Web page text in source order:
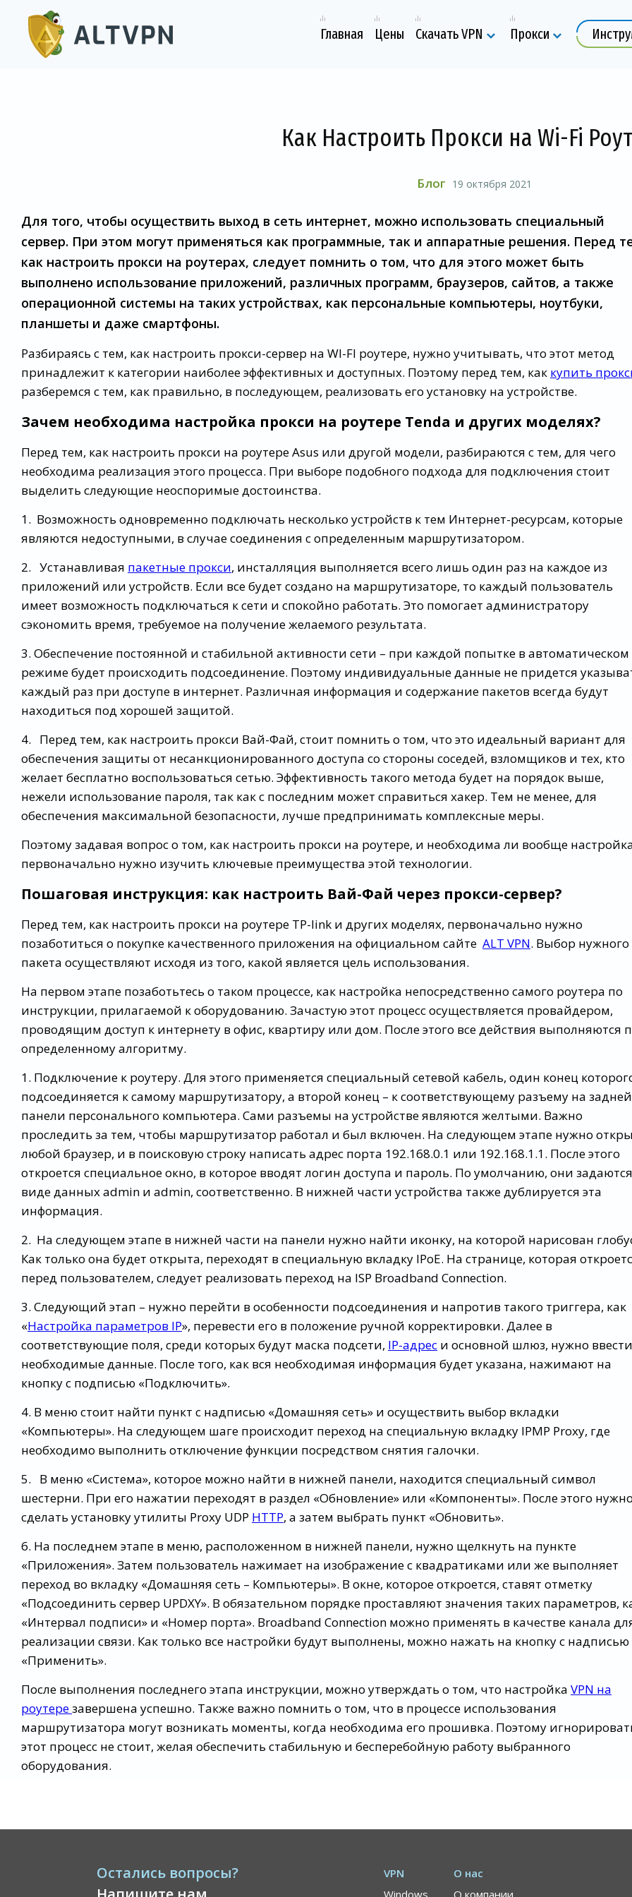
Главная Цены Скачать VPN Прокси
Как Настроить Прокси на Wi-Fi
Блог 19 октября 2021
Для того, чтобы осуществить выход в сеть интернет, можно использовать специальный
сервер. При этом могут применяться как программные, так и аппаратные решения. Перед
как настроить прокси на роутерах, следует помнить о том, что для этого может быть
выполнено использование приложений, различных программ, браузеров, сайтов, а также
операционной системы на таких устройствах, как персональные компьютеры, ноутбуки,
планшеты и даже смартфоны.
Разбираясь с тем, как настроить прокси-сервер на WI-FI роутере, нужно учитывать, что этот метод
принадлежит к категории наиболее эффективных и доступных. Поэтому перед тем, как купить
разберемся с тем, как правильно, в последующем, реализовать его установку на устройстве.
Зачем необходима настройка прокси на роутере Tenda и других моделях?
Перед тем, как настроить прокси на роутере Asus или другой модели, разбираются с тем, для чего
необходима реализация этого процесса. При выборе подобного подхода для подключения стоит
выделить следующие неоспоримые достоинства.
1. Возможность одновременно подключать несколько устройств к тем Интернет-ресурсам, которые
являются недоступными, в случае соединения с определенным маршрутизатором.
2. Устанавливая пакетные прокси, инсталляция выполняется всего лишь один раз на каждое из
приложений или устройств. Если все будет создано на маршрутизаторе, то каждый пользователь
имеет возможность подключаться к сети и спокойно работать. Это помогает администратору
сэкономить время, требуемое на получение желаемого результата.
3. Обеспечение постоянной и стабильной активности сети – при каждой попытке в автоматическом
режиме будет происходить подсоединение. Поэтому индивидуальные данные не придется
каждый раз при доступе в интернет. Различная информация и содержание пакетов всегда будут
находиться под хорошей защитой.
4. Перед тем, как настроить прокси Вай-Фай, стоит помнить о том, что это идеальный вариант для
обеспечения защиты от несанкционированного доступа со стороны соседей, взломщиков и тех, кто
желает бесплатно воспользоваться сетью. Эффективность такого метода будет на порядок выше,
нежели использование пароля, так как с последним может справиться хакер. Тем не менее, для
обеспечения максимальной безопасности, лучше предпринимать комплексные меры.
Поэтому задавая вопрос о том, как настроить прокси на роутере, и необходима ли вообще
первоначально нужно изучить ключевые преимущества этой технологии.
Пошаговая инструкция: как настроить Вай-Фай через прокси-сервер?
Перед тем, как настроить прокси на роутере TP-link и других моделях, первоначально нужно
позаботиться о покупке качественного приложения на официальном сайте ALT VPN. Выбор нужного
пакета осуществляют исходя из того, какой является цель использования.
На первом этапе позаботьтесь о таком процессе, как настройка непосредственно самого роутера по
инструкции, прилагаемой к оборудованию. Зачастую этот процесс осуществляется провайдером,
проводящим доступ к интернету в офис, квартиру или дом. После этого все действия выполняются
определенному алгоритму.
1. Подключение к роутеру. Для этого применяется специальный сетевой кабель, один конец
подсоединяется к самому маршрутизатору, а второй конец – к соответствующему разъему на задней
панели персонального компьютера. Сами разъемы на устройстве являются желтыми. Важно
проследить за тем, чтобы маршрутизатор работал и был включен. На следующем этапе нужно
любой браузер, и в поисковую строку написать адрес порта 192.168.0.1 или 192.168.1.1. После этого
откроется специальное окно, в которое вводят логин доступа и пароль. По умолчанию, они
виде данных admin и admin, соответственно. В нижней части устройства также дублируется эта
информация.
2. На следующем этапе в нижней части на панели нужно найти иконку, на которой нарисован
Как только она будет открыта, переходят в специальную вкладку IPoE. На странице, которая
перед пользователем, следует реализовать переход на ISP Broadband Connection.
3. Следующий этап – нужно перейти в особенности подсоединения и напротив такого триггера, как
«Настройка параметров IP», перевести его в положение ручной корректировки. Далее в
соответствующие поля, среди которых будут маска подсети, IP-адрес и основной шлюз, нужно ввести
необходимые данные. После того, как вся необходимая информация будет указана, нажимают на
кнопку с подписью «Подключить».
4. В меню стоит найти пункт с надписью «Домашняя сеть» и осуществить выбор вкладки
«Компьютеры». На следующем шаге происходит переход на специальную вкладку IPMP Proxy, где
необходимо выполнить отключение функции посредством снятия галочки.
5. В меню «Система», которое можно найти в нижней панели, находится специальный символ
шестерни. При его нажатии переходят в раздел «Обновление» или «Компоненты». После этого
сделать установку утилиты Proxy UDP HTTP, а затем выбрать пункт «Обновить».
6. На последнем этапе в меню, расположенном в нижней панели, нужно щелкнуть на пункте
«Приложения». Затем пользователь нажимает на изображение с квадратиками или же выполняет
переход во вкладку «Домашняя сеть – Компьютеры». В окне, которое откроется, ставят отметку
«Подсоединить сервер UPDXY». В обязательном порядке проставляют значения таких параметров,
«Интервал подписи» и «Номер порта». Broadband Connection можно применять в качестве канала
реализации связи. Как только все настройки будут выполнены, можно нажать на кнопку с надписью
«Применить».
После выполнения последнего этапа инструкции, можно утверждать о том, что настройка VPN на
роутерезавершена успешно. Также важно помнить о том, что в процессе использования
маршрутизатора могут возникать моменты, когда необходима его прошивка. Поэтому
этот процесс не стоит, желая обеспечить стабильную и бесперебойную работу выбранного
оборудования.
Остались вопросы?
VPN
Windows
О нас
О компании